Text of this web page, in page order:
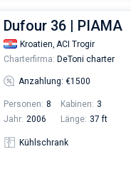
Dufour 36 | PIAMA
Kroatien, ACI Trogir
Charterfirma: DeToni charter
Anzahlung: €1500
Personen: 8 Kabinen: 3
Jahr: 2006 Länge: 37 ft
Kühlschrank